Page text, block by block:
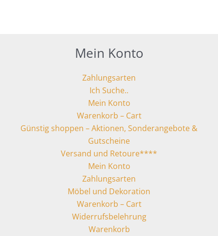
Mein Konto
Zahlungsarten
Ich Suche..
Mein Konto
Warenkorb – Cart
Günstig shoppen – Aktionen, Sonderangebote &
Gutscheine
Versand und Retoure****
Mein Konto
Zahlungsarten
Möbel und Dekoration
Warenkorb – Cart
Widerrufsbelehrung
Warenkorb